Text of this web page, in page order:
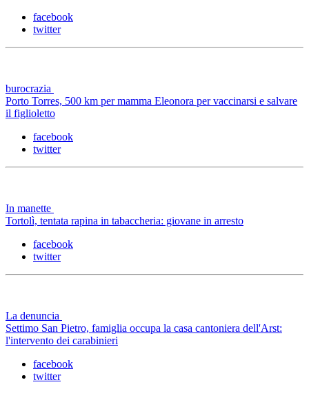
facebook
twitter
burocrazia
Porto Torres, 500 km per mamma Eleonora per vaccinarsi e salvare
il figlioletto
facebook
twitter
In manette
Tortolì, tentata rapina in tabaccheria: giovane in arresto
facebook
twitter
La denuncia
Settimo San Pietro, famiglia occupa la casa cantoniera dell'Arst:
l'intervento dei carabinieri
facebook
twitter